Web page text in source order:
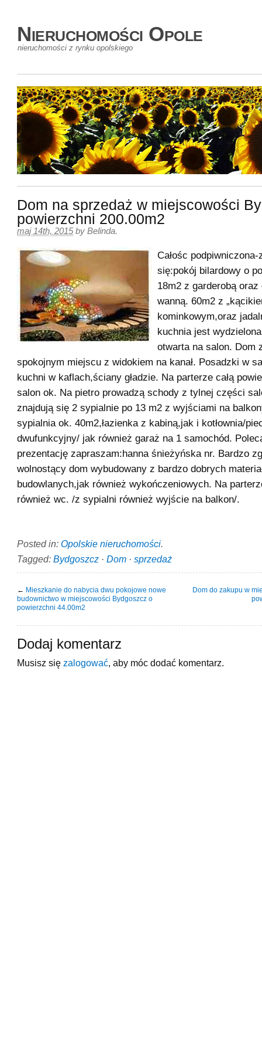
Nieruchomości Opole
nieruchomości z rynku opolskiego
Dom na sprzedaż w miejscowości
powierzchni 200.00m2
maj 14th, 2015 by Belinda.
Całośc podpiwniczona-
się:pokój bilardowy o
18m2 z garderobą oraz
wanną. 60m2 z
kominkowym,oraz
kuchnia jest
otwarta na salon. Dom
spokojnym miejscu z widokiem na kanał. Posadzki w
kuchni w kaflach,ściany gładzie. Na parterze całą
salon ok. Na pietro prowadzą schody z tylnej części
znajdują się 2 sypialnie po 13 m2 z wyjściami na
sypialnia ok. 40m2,łazienka z kabiną,jak i kotłownia/
dwufunkcyjny/ jak również garaż na 1 samochód.
prezentację zapraszam:hanna śnieżyńska nr. Bardzo
wolnostący dom wybudowany z bardzo dobrych
budowlanych,jak również wykończeniowych. Na
również wc. /z sypialni również wyjście na balkon/.
Posted in: Opolskie nieruchomości.
Tagged: Bydgoszcz · Dom · sprzedaż
← Mieszkanie do nabycia dwu pokojowe nowe
budownictwo w miejscowości Bydgoszcz o
powierzchni 44.00m2
Dom do zakupu w
Dodaj komentarz
Musisz się zalogować , aby móc dodać komentarz.